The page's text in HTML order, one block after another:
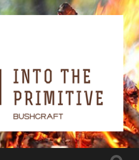
Into
the
primitive